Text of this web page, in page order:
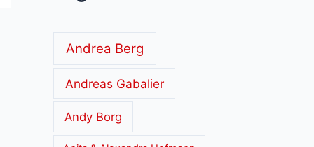
Andrea Berg
Andreas Gabalier
Andy Borg